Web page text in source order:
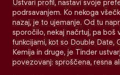
Ustvari profil, nastavi svoje
podrsavanjem. Ko nekoga
nazaj, je to ujemanje. Od tu
sporočilo, nekaj načrtuj, pa boš
funkcijami, kot so Double Date,
Kemija in druge, je Tinder
povezovanj: sproščena, resna